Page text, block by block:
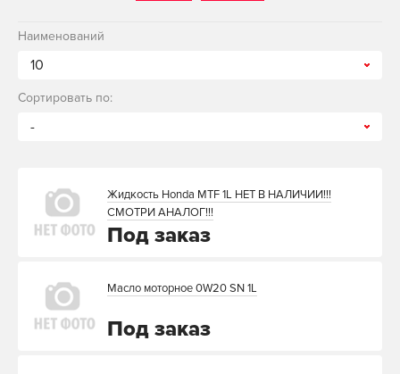
Наименований
10
Сортировать по:
-
Жидкость Honda MTF 1L НЕТ В НАЛИЧИИ!!!
СМОТРИ АНАЛОГ!!!
Под заказ
Масло моторное 0W20 SN 1L
Под заказ